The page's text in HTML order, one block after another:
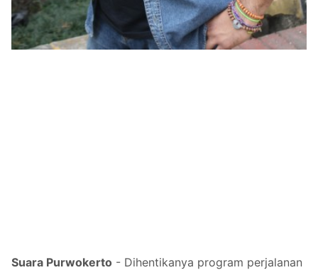
Suara Purwokerto - Dihentikanya program perjalanan